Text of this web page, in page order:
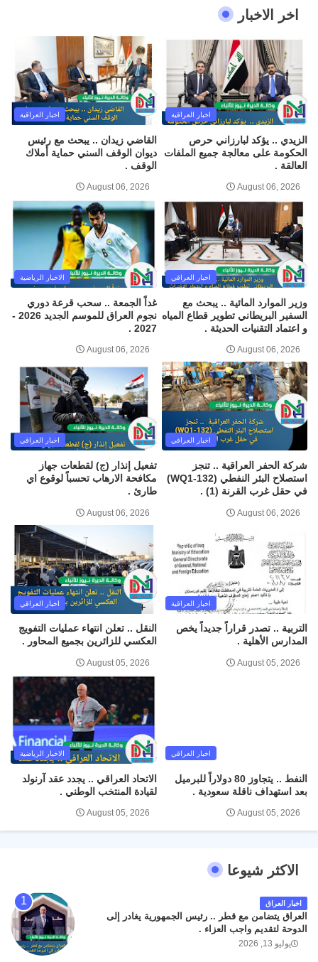
اخر الاخبار
اخبار العراقية
الزيدي .. يؤكد لبارزاني حرص
الحكومة على معالجة جميع الملفات
العالقة .
August 06, 2026
اخبار العراقية
القاضي زيدان .. يبحث مع رئيس
ديوان الوقف السني حماية أملاك
الوقف .
August 06, 2026
اخبار العراقي
وزير الموارد المائية .. يبحث مع
السفير البريطاني تطوير قطاع المياه
و اعتماد التقنيات الحديثة .
August 06, 2026
الاخبار الرياضية
غداً الجمعة .. سحب قرعة دوري
نجوم العراق للموسم الجديد 2026 -
2027 .
August 06, 2026
اخبار العراقي
شركة الحفر العراقية .. تنجز
استصلاح البئر النفطي (WQ1-132)
في حقل غرب القرنة (1) .
August 06, 2026
اخبار العراقي
تفعيل إنذار (ج) لقطعات جهاز
مكافحة الارهاب تحسباً لوقوع اي
طارئ .
August 06, 2026
اخبار العراقية
التربية .. تصدر قراراً جديداً يخص
المدارس الأهلية .
August 05, 2026
اخبار العراقي
النقل .. تعلن انتهاء عمليات التفويج
العكسي للزائرين بجميع المحاور .
August 05, 2026
اخبار العراقي
النفط .. يتجاوز 80 دولاراً للبرميل
بعد استهداف ناقلة سعودية .
August 05, 2026
الاخبار الرياضية
الاتحاد العراقي .. يجدد عقد آرنولد
لقيادة المنتخب الوطني .
August 05, 2026
الاكثر شيوعا
اخبار العراق
العراق يتضامن مع قطر .. رئيس الجمهورية يغادر إلى
الدوحة لتقديم واجب العزاء .
يوليو 13, 2026